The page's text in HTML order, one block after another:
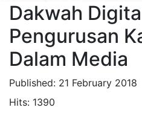
Dakwah
Pengurusan
Dalam Media
Published: 21 February 2018
Hits: 1390